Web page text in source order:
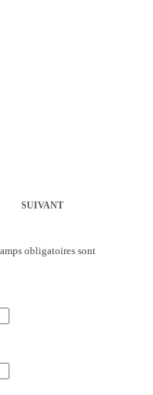
SUIVANT
obligatoires sont